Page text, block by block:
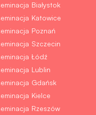
Białystok
Katowice
Poznań
Szczecin
Łódź
Lublin
Gdańsk
Kielce
Rzeszów